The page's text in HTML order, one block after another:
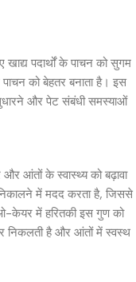
पदार्थों के पाचन को सुगम
को बेहतर बनाता है। इस
और पेट संबंधी समस्याओं
आंतों के स्वास्थ्य को बढ़ावा
निकालने में मदद करता है, जिससे
केयर में हरितकी इस गुण को
निकलती है और आंतों में स्वस्थ